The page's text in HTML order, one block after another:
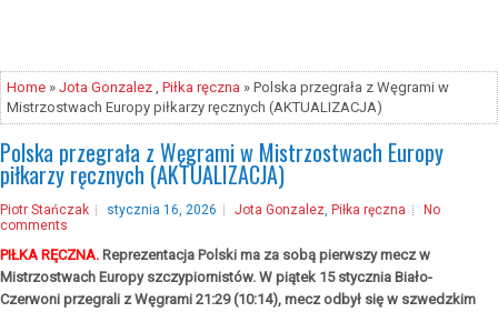
Home » Jota Gonzalez , Piłka ręczna » Polska przegrała z Węgrami w
Mistrzostwach Europy piłkarzy ręcznych (AKTUALIZACJA)
Polska przegrała z Węgrami w Mistrzostwach Europy
piłkarzy ręcznych (AKTUALIZACJA)
Piotr Stańczak stycznia 16, 2026 Jota Gonzalez, Piłka ręczna
No
comments
PIŁKA RĘCZNA. Reprezentacja Polski ma za sobą pierwszy mecz w
Mistrzostwach Europy szczypiornistów. W piątek 15 stycznia Biało-
Czerwoni przegrali z Węgrami 21:29 (10:14), mecz odbył się w szwedzkim